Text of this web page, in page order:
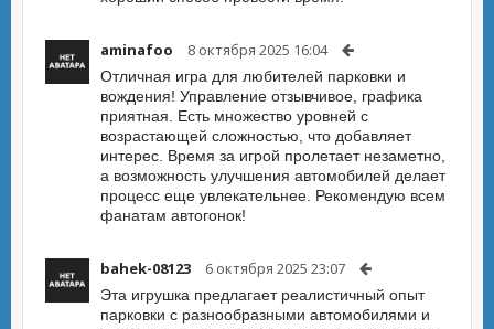
aminafoo 8 октября 2025 16:04
Отличная игра для любителей парковки и
вождения! Управление отзывчивое, графика
приятная. Есть множество уровней с
возрастающей сложностью, что добавляет
интерес. Время за игрой пролетает незаметно,
а возможность улучшения автомобилей делает
процесс еще увлекательнее. Рекомендую всем
фанатам автогонок!
bahek-08123 6 октября 2025 23:07
Эта игрушка предлагает реалистичный опыт
парковки с разнообразными автомобилями и